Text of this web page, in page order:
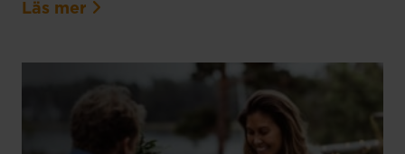
Läs mer